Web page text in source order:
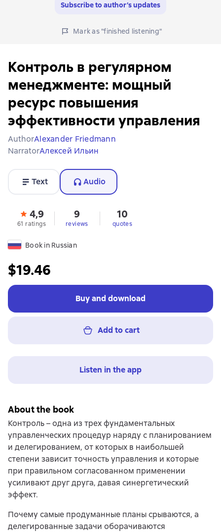
Subscribe to author’s updates
Mark as "finished listening"
Контроль в регулярном
менеджменте: мощный
ресурс повышения
эффективности управления
AuthorAlexander Friedmann
NarratorАлексей Ильин
Text Audio
4,9
61 ratings
9
reviews
10
quotes
Book in Russian
$19.46
Buy and download
Add to cart
Listen in the app
About the book
Контроль – одна из трех фундаментальных
управленческих процедур наряду с планированием
и делегированием, от которых в наибольшей
степени зависит точность управления и которые
при правильном согласованном применении
усиливают друг друга, давая синергетический
эффект.
Почему самые продуманные планы срываются, а
делегированные задачи оборачиваются